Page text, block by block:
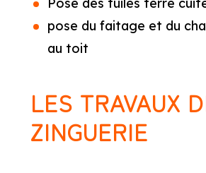
Pose des tuiles terre
pose du faitage et du
au toit
LES TRAVAUX
ZINGUERIE